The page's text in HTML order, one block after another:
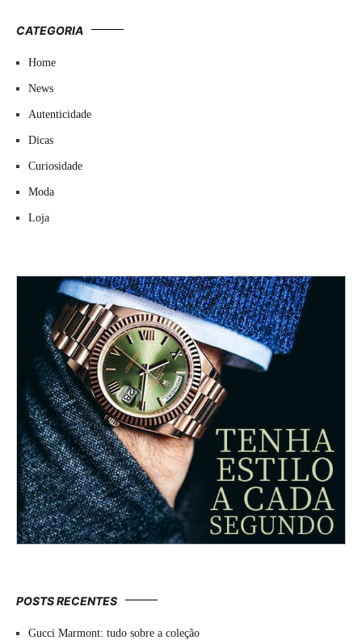
CATEGORIA
Home
News
Autenticidade
Dicas
Curiosidade
Moda
Loja
POSTS RECENTES
Gucci Marmont: tudo sobre a coleção